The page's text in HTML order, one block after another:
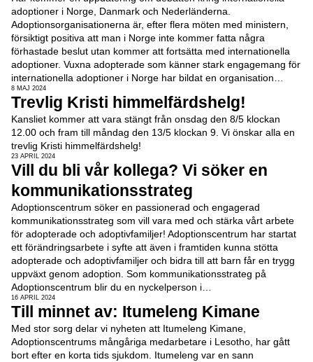
adoptioner i Norge, Danmark och Nederländerna.
Adoptionsorganisationerna är, efter flera möten med ministern,
försiktigt positiva att man i Norge inte kommer fatta några
förhastade beslut utan kommer att fortsätta med internationella
adoptioner. Vuxna adopterade som känner stark engagemang för
internationella adoptioner i Norge har bildat en organisation…
8 MAJ 2024
Trevlig Kristi himmelfärdshelg!
Kansliet kommer att vara stängt från onsdag den 8/5 klockan
12.00 och fram till måndag den 13/5 klockan 9. Vi önskar alla en
trevlig Kristi himmelfärdshelg!
23 APRIL 2024
Vill du bli vår kollega? Vi söker en
kommunikationsstrateg
Adoptionscentrum söker en passionerad och engagerad
kommunikationsstrateg som vill vara med och stärka vårt arbete
för adopterade och adoptivfamiljer! Adoptionscentrum har startat
ett förändringsarbete i syfte att även i framtiden kunna stötta
adopterade och adoptivfamiljer och bidra till att barn får en trygg
uppväxt genom adoption. Som kommunikationsstrateg på
Adoptionscentrum blir du en nyckelperson i…
16 APRIL 2024
Till minnet av: Itumeleng Kimane
Med stor sorg delar vi nyheten att Itumeleng Kimane,
Adoptionscentrums mångåriga medarbetare i Lesotho, har gått
bort efter en korta tids sjukdom. Itumeleng var en sann